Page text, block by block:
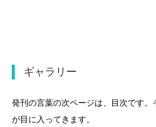
ギャラリー
発刊の言葉の次ページは、目次です
が目に入ってきます。